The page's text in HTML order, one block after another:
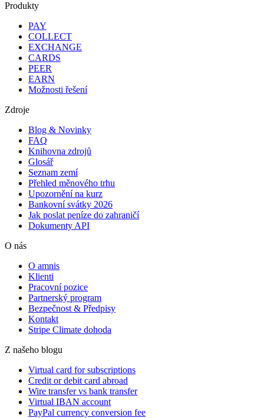
Produkty
PAY
COLLECT
EXCHANGE
CARDS
PEER
EARN
Možnosti řešení
Zdroje
Blog & Novinky
FAQ
Knihovna zdrojů
Glosář
Seznam zemí
Přehled měnového trhu
Upozornění na kurz
Bankovní svátky 2026
Jak poslat peníze do zahraničí
Dokumenty API
O nás
O amnis
Klienti
Pracovní pozice
Partnerský program
Bezpečnost & Předpisy
Kontakt
Stripe Climate dohoda
Z našeho blogu
Virtual card for subscriptions
Credit or debit card abroad
Wire transfer vs bank transfer
Virtual IBAN account
PayPal currency conversion fee